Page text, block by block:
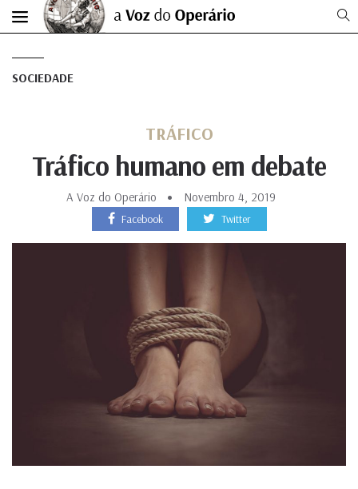
SOCIEDADE
TRÁFICO
Tráfico humano em debate
A Voz do Operário Novembro 4, 2019
Facebook Twitter